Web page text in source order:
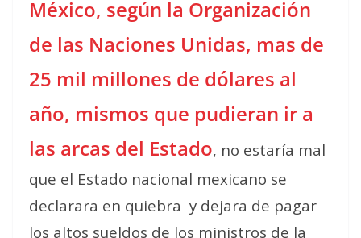
México, según la Organización
de las Naciones Unidas, mas de
25 mil millones de dólares al
año, mismos que pudieran ir a
las arcas del Estado, no estaría mal
que el Estado nacional mexicano se
declarara en quiebra y dejara de pagar
los altos sueldos de los ministros de la